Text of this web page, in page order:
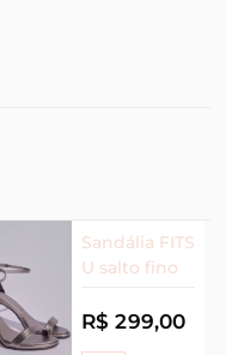
Sandália FITS
U salto fino
R$ 299,00